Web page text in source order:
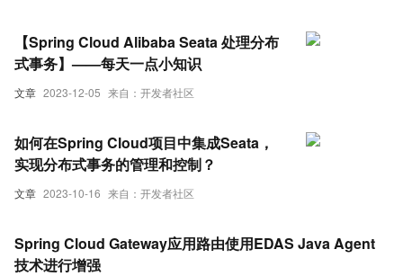
文章 2023-12-05 来自：开发者社区
【Spring Cloud Alibaba Seata 处理分布
式事务】——每天一点小知识
文章 2023-10-16 来自：开发者社区
如何在Spring Cloud项目中集成Seata，
实现分布式事务的管理和控制？
Spring Cloud Gateway应用路由使用EDAS Java Agent
技术进行增强